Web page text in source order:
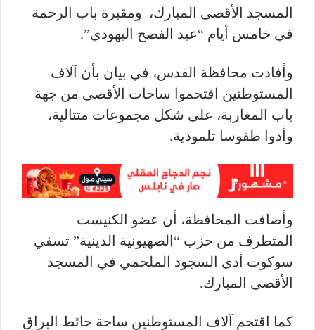
المسجد الأقصى المبارك، ومقبرة باب الرحمة
في خامس أيام “عيد الفصح اليهودي”.
وأفادت محافظة القدس، في بيان بأن آلاف
المستوطنين اقتحموا ساحات الأقصى من جهة
باب المغاربة، على شكل مجموعات متتالية،
وأدوا طقوسا تلمودية.
وأضافت المحافظة، أن عضو الكنيست
المتطرف من حزب “الصهيونية الدينية” تسفي
سوكوت أدى السجود الملحمي في المسجد
الأقصى المبارك.
كما اقتحم آلاف المستوطنين ساحة حائط البراق